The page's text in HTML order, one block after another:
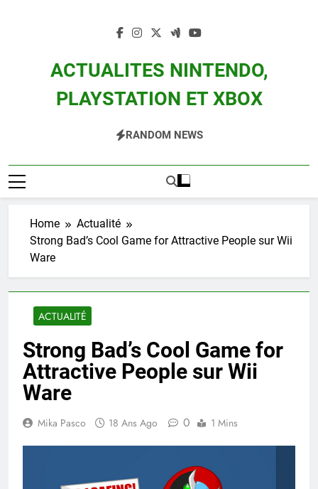
ACTUALITES NINTENDO,
PLAYSTATION ET XBOX
Zelda, Splatoon, Pokemon Entre Autres
RANDOM NEWS
Home
Actualité
Strong Bad’s Cool Game for Attractive People sur Wii
Ware
ACTUALITÉ
Strong Bad’s Cool Game for
Attractive People sur Wii
Ware
Mika Pasco 18 Ans Ago 0 1 Mins